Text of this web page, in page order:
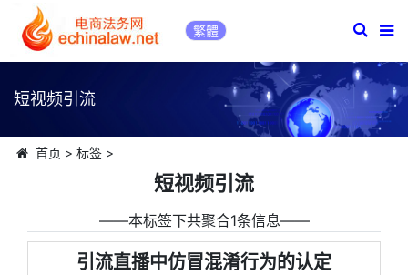
繁體
短视频引流
首页 > 标签>
短视频引流
――本标签下共聚合1条信息――
引流直播中仿冒混淆行为的认定